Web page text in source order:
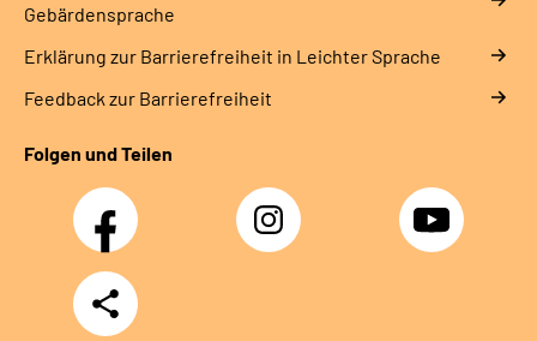
Gebärdensprache
Erklärung zur Barrierefreiheit in Leichter Sprache
Feedback zur Barrierefreiheit
Folgen und Teilen
Facebook Instagram YouTube
Teilen